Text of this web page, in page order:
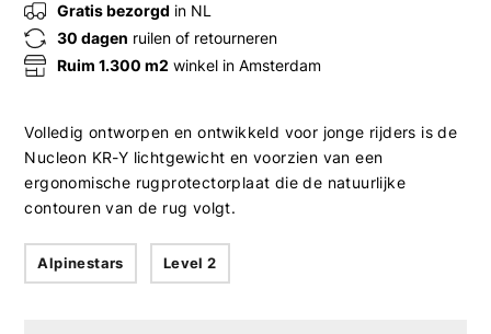
Gratis bezorgd in NL
30 dagen ruilen of retourneren
Ruim 1.300 m2 winkel in Amsterdam
Volledig ontworpen en ontwikkeld voor jonge rijders is de
Nucleon KR-Y lichtgewicht en voorzien van een
ergonomische rugprotectorplaat die de natuurlijke
contouren van de rug volgt.
Alpinestars Level 2